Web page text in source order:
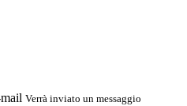
Verrà inviato un messaggio